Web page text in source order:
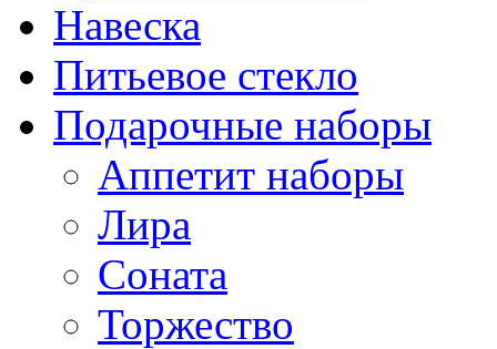
Навеска
Питьевое стекло
Подарочные наборы
Аппетит наборы
Лира
Соната
Торжество